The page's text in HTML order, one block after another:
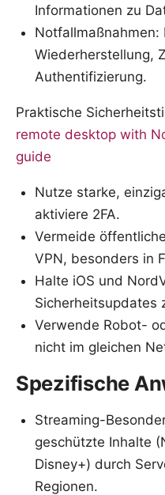
Informationen zu
Wiederherstellung,
Authentifizierung.
Praktische
remote desktop with
guide
Nutze starke,
aktiviere 2FA.
Vermeide
VPN, besonders in
Halte iOS und
Sicherheitsupdates
Verwende Robot-
nicht im gleichen
Spezifische
Streaming-
geschützte Inhalte
Disney+) durch
Regionen.